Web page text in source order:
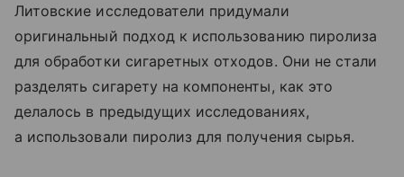
Литовские исследователи придумали
оригинальный подход к использованию пиролиза
для обработки сигаретных отходов. Они не стали
разделять сигарету на компоненты, как это
делалось в предыдущих исследованиях,
а использовали пиролиз для получения сырья.